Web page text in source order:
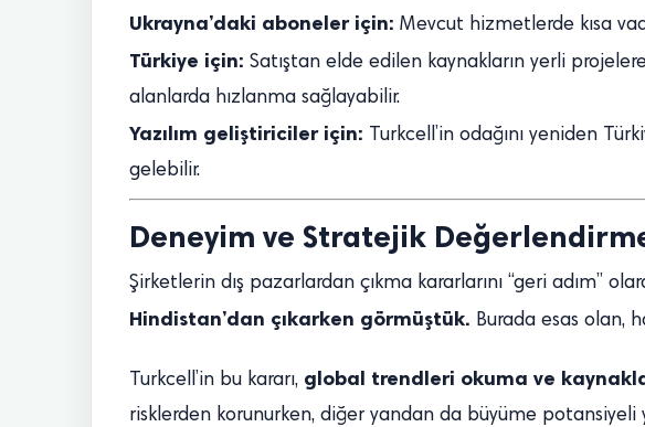
Ukrayna’daki aboneler için: Mevcut hizmetlerde kısa
Türkiye için: Satıştan elde edilen kaynakların yerli
alanlarda hızlanma sağlayabilir.
Yazılım geliştiriciler için: Turkcell’in odağını yeniden
gelebilir.
Deneyim ve Stratejik
Şirketlerin dış pazarlardan çıkma kararlarını “geri adım”
Hindistan’dan çıkarken görmüştük. Burada esas olan,
Turkcell’in bu kararı, global trendleri okuma ve
risklerden korunurken, diğer yandan da büyüme